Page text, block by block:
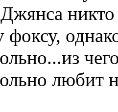
никто
любит